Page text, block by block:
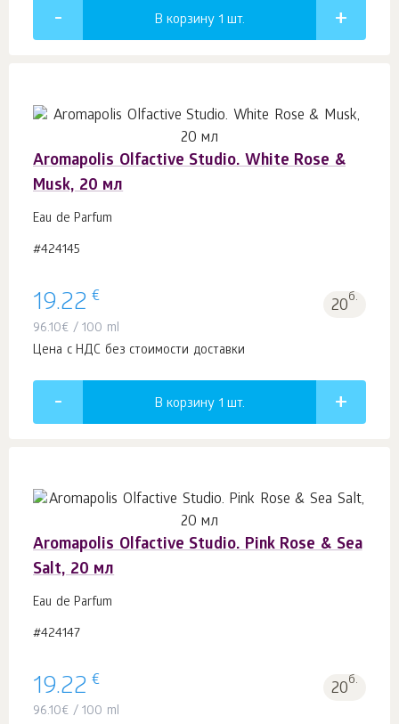
В корзину 1 шт.
Aromapolis Olfactive Studio. White Rose &
Musk, 20 мл
Eau de Parfum
#424145
19.22 € 20б.
96.10€ / 100 ml
Цена с НДС без стоимости доставки
В корзину 1 шт.
Aromapolis Olfactive Studio. Pink Rose & Sea
Salt, 20 мл
Eau de Parfum
#424147
19.22 € 20б.
96.10€ / 100 ml